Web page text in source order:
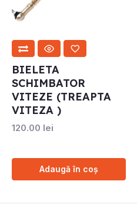
BIELETA
SCHIMBATOR
VITEZE (TREAPTA
VITEZA )
120.00 lei
Adaugă în coș